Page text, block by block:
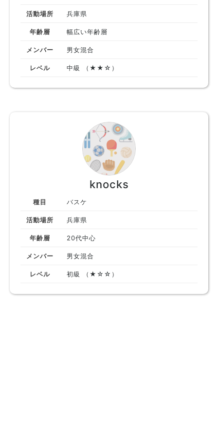
活動場所 兵庫県
年齢層 幅広い年齢層
メンバー 男女混合
レベル 中級 （★★☆）
knocks
種目 バスケ
活動場所 兵庫県
年齢層 20代中心
メンバー 男女混合
レベル 初級 （★☆☆）